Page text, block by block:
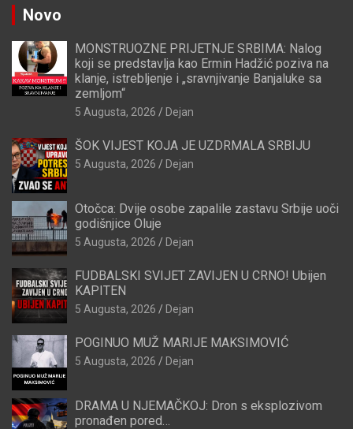
Novo
MONSTRUOZNE PRIJETNJE SRBIMA: Nalog
koji se predstavlja kao Ermin Hadžić poziva na
klanje, istrebljenje i „sravnjivanje Banjaluke sa
zemljom“
5 Augusta, 2026 Dejan
ŠOK VIJEST KOJA JE UZDRMALA SRBIJU
5 Augusta, 2026 Dejan
Otočca: Dvije osobe zapalile zastavu Srbije uoči
godišnjice Oluje
5 Augusta, 2026 Dejan
FUDBALSKI SVIJET ZAVIJEN U CRNO! Ubijen
KAPITEN
5 Augusta, 2026 Dejan
POGINUO MUŽ MARIJE MAKSIMOVIĆ
5 Augusta, 2026 Dejan
DRAMA U NJEMAČKOJ: Dron s eksplozivom
pronađen pored…